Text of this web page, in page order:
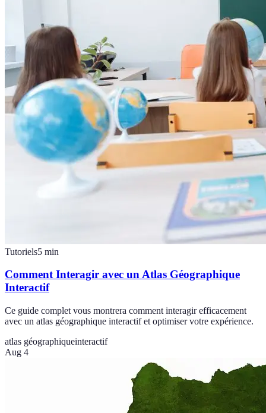
Tutoriels5 min
Comment Interagir avec un Atlas Géographique
Interactif
Ce guide complet vous montrera comment interagir efficacement
avec un atlas géographique interactif et optimiser votre expérience.
atlas géographiqueinteractif
Aug 4